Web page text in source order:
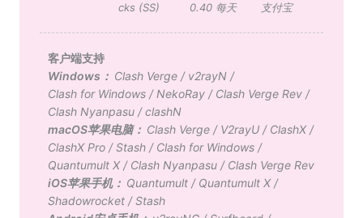
cks (SS)
0.40 每天
支付宝
客户端支持
Windows： Clash Verge/ v2rayN/
Clash for Windows/NekoRay/ Clash Verge Rev/
Clash Nyanpasu/clashN
macOS苹果电脑： Clash Verge/ V2rayU/ ClashX/
ClashX Pro/Stash/ Clash for Windows/
Quantumult X/ Clash Nyanpasu/ Clash Verge Rev
iOS苹果手机： Quantumult/ Quantumult X/
Shadowrocket/Stash